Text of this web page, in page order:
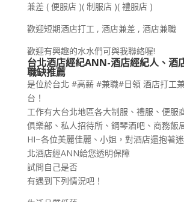
兼差 ( 便服店 )( 制服店 )( 禮服店 )
歡迎短期酒店打工 , 酒店兼差 , 酒店兼職
歡迎有興趣的水水們可與我聯絡喔!
台北酒店經紀ANN-酒店經紀人、酒
職缺推薦
是位於台北 #高薪 #兼職#日領 酒店打工
台！
工作有大台北地區各大制服、禮服、便服
俱樂部、私人招待所、鋼琴酒吧、商務飯
HI~各位美麗佳麗、小姐，對酒店還抱著
北酒店經ANN給您透明保障
試問自己是否
有遇到下列情況吧！